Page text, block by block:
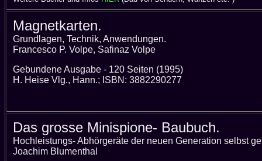
Magnetkarten.
Grundlagen, Technik, Anwendungen.
Francesco P. Volpe, Safinaz Volpe
Gebundene Ausgabe - 120 Seiten (1995)
H. Heise Vlg., Hann.; ISBN: 3882290277
Das grosse Minispione- Baubuch.
Hochleistungs- Abhörgeräte der neuen Generation selbst
Joachim Blumenthal